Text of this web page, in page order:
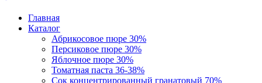
Главная
Каталог
Абрикосовое пюре 30%
Персиковое пюрe 30%
Яблочное пюре 30%
Томатная паста 36-38%
Сок концентрированный гранатовый 70%